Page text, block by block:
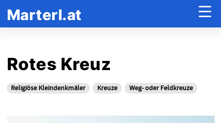
Marterl.at
Rotes Kreuz
Religiöse Kleindenkmäler Kreuze Weg- oder Feldkreuze